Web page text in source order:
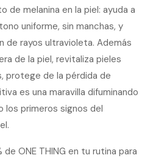
de melanina en la piel: ayuda a
uniforme, sin manchas, y
de rayos ultravioleta. Además
de la piel, revitaliza pieles
protege de la pérdida de
es una maravilla difuminando
los primeros signos del
de ONE THING en tu rutina para